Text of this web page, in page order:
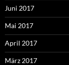
Juni 2017
Mai 2017
April 2017
März 2017